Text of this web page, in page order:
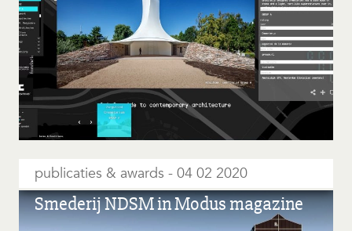
publicaties & awards 04 02 2020
Smederij NDSM in Modus magazine